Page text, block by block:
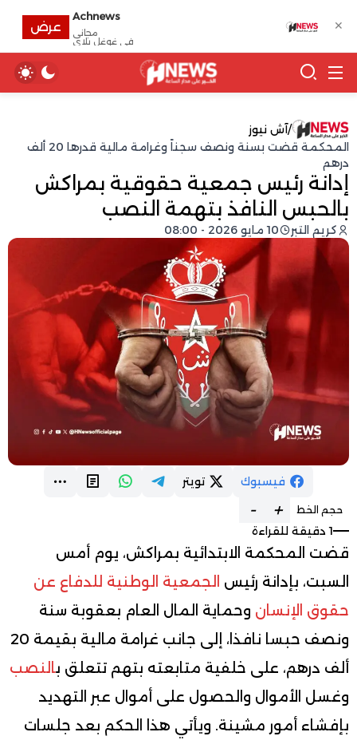
/آش نيوز
المحكمة قضت بسنة ونصف سجناً وغرامة مالية قدرها 20 ألف
درهم
إدانة رئيس جمعية حقوقية بمراكش
بالحبس النافذ بتهمة النصب
كريم التبر 10 مايو 2026 - 08:00
فيسبوك تويتر
حجم الخط +
-
1 دقيقة للقراءة
قضت المحكمة الابتدائية بمراكش، يوم أمس
السبت، بإدانة رئيس الجمعية الوطنية للدفاع عن
حقوق الإنسان وحماية المال العام بعقوبة سنة
ونصف حبسا نافذا، إلى جانب غرامة مالية بقيمة 20
ألف درهم، على خلفية متابعته بتهم تتعلق بالنصب
وغسل الأموال والحصول على أموال عبر التهديد
بإفشاء أمور مشينة. ويأتي هذا الحكم بعد جلسات
✕
Achnews
مجانى
في غوغل بلاي
عرض